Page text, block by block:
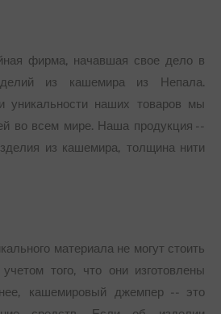
фирма, начавшая свое дело в
из кашемира из Непала.
уникальности наших товаров мы
во всем мире. Наша продукция --
из кашемира, толщина нити
материала не могут стоить
того, что они изготовлены
кашемировый джемпер -- это